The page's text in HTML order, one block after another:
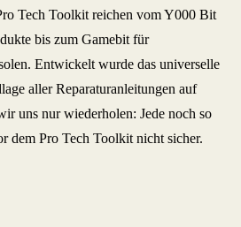
Tech Toolkit reichen vom Y000 Bit
bis zum Gamebit für
Entwickelt wurde das universelle
aller Reparaturanleitungen auf
uns nur wiederholen: Jede noch so
dem Pro Tech Toolkit nicht sicher.